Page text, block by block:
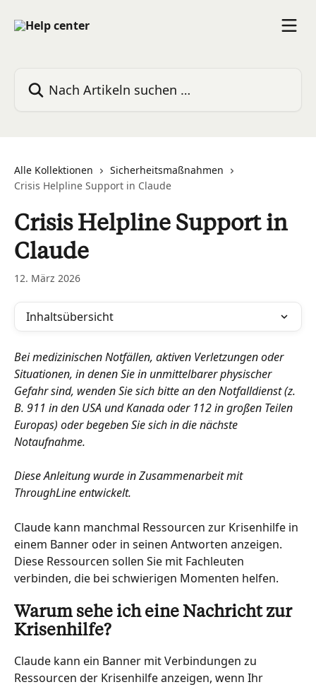
Alle Kollektionen
Sicherheitsmaßnahmen
Crisis Helpline Support in Claude
Crisis Helpline Support in
Claude
12. März 2026
Inhaltsübersicht
Bei medizinischen Notfällen, aktiven Verletzungen oder
Situationen, in denen Sie in unmittelbarer physischer
Gefahr sind, wenden Sie sich bitte an den Notfalldienst (z.
B. 911 in den USA und Kanada oder 112 in großen Teilen
Europas) oder begeben Sie sich in die nächste
Notaufnahme.
Diese Anleitung wurde in Zusammenarbeit mit
ThroughLine entwickelt.
Claude kann manchmal Ressourcen zur Krisenhilfe in
einem Banner oder in seinen Antworten anzeigen.
Diese Ressourcen sollen Sie mit Fachleuten
verbinden, die bei schwierigen Momenten helfen.
Warum sehe ich eine Nachricht zur
Krisenhilfe?
Claude kann ein Banner mit Verbindungen zu
Ressourcen der Krisenhilfe anzeigen, wenn Ihr